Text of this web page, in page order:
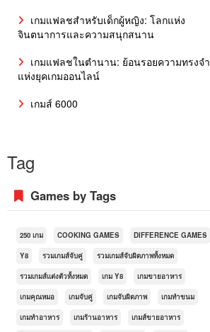
เกมแฟลชสำหรับเด็กผู้หญิง: โลกแห่ง
จินตนาการและความสนุกสนาน
เกมแฟลชในตำนาน: ย้อนรอยความทรงจำ
แห่งยุคเกมออนไลน์
เกมส์ 6000
Tag
Games by Tags
250 เกม COOKING GAMES DIFFERENCE GAMES
Y8 รวมเกมส์จับคู่ รวมเกมส์จับผิดภาพทั้งหมด
รวมเกมส์แต่งตัวทั้งหมด เกม Y8 เกมขายอาหาร
เกมคุณหมอ เกมจับคู่ เกมจับผิดภาพ เกมทำขนม
เกมทำอาหาร เกมร้านอาหาร เกมส์ขายอาหาร